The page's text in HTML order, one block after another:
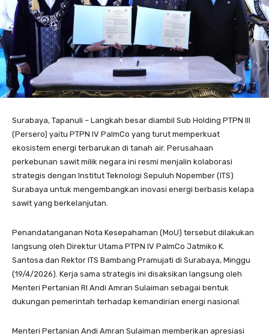
Surabaya, Tapanuli – Langkah besar diambil Sub Holding PTPN III
(Persero) yaitu PTPN IV PalmCo yang turut memperkuat
ekosistem energi terbarukan di tanah air. Perusahaan
perkebunan sawit milik negara ini resmi menjalin kolaborasi
strategis dengan Institut Teknologi Sepuluh Nopember (ITS)
Surabaya untuk mengembangkan inovasi energi berbasis kelapa
sawit yang berkelanjutan.
Penandatanganan Nota Kesepahaman (MoU) tersebut dilakukan
langsung oleh Direktur Utama PTPN IV PalmCo Jatmiko K.
Santosa dan Rektor ITS Bambang Pramujati di Surabaya, Minggu
(19/4/2026). Kerja sama strategis ini disaksikan langsung oleh
Menteri Pertanian RI Andi Amran Sulaiman sebagai bentuk
dukungan pemerintah terhadap kemandirian energi nasional.
Menteri Pertanian Andi Amran Sulaiman memberikan apresiasi